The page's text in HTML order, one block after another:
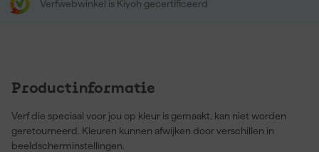
Verfwebwinkel is Kiyoh gecertificeerd
Productinformatie
Verf die speciaal voor jou op kleur is gemaakt, kan niet worden
geretourneerd. Kleuren kunnen afwijken door verschillen in
beeldscherminstellingen.